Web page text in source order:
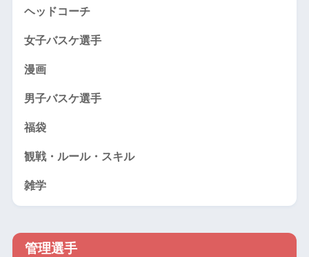
ヘッドコーチ
女子バスケ選手
漫画
男子バスケ選手
福袋
観戦・ルール・スキル
雑学
管理選手